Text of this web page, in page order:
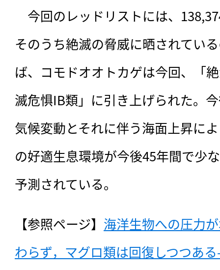
今回のレッドリストには、
そのうち絶滅の脅威に晒されてい
ば、コモドオオトカゲは今回、「
滅危惧IB類」に引き上げられた。
気候変動とそれに伴う海面上昇に
の好適生息環境が今後45年間で少
予測されている。
【参照ページ】 海洋生物への圧力
わらず，マグロ類は回復しつつあ